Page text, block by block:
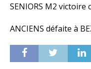
SENIORS M2 victoire
ANCIENS défaite à